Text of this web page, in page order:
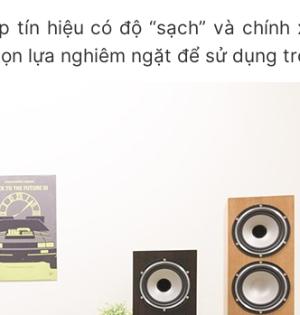
hiệu có độ “sạch” và
lựa nghiêm ngặt để sử dụng